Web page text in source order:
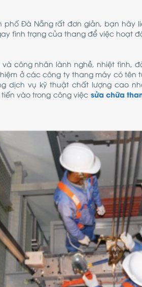
phố Đà Nẵng rất đơn giản, bạn hãy
tình trạng của thang để việc hoạt
và công nhân lành nghề, nhiệt tình,
ở các công ty thang máy có tên
dịch vụ kỹ thuật chất lượng cao
vào trong công việc sửa chữa